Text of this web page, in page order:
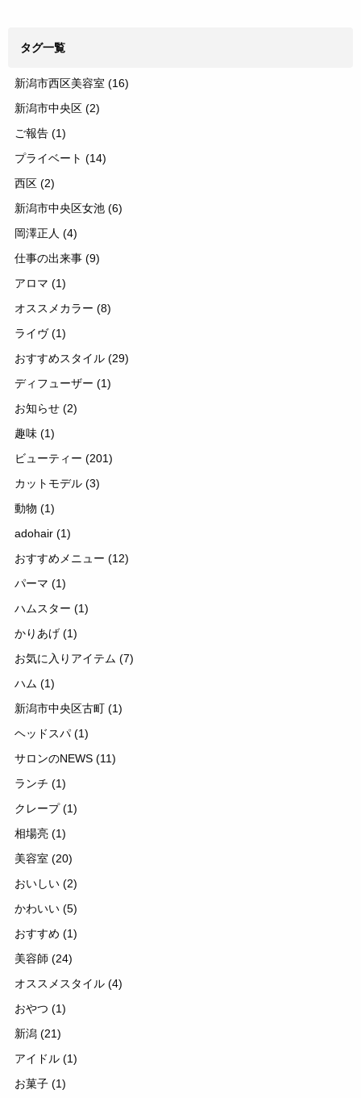
タグ一覧
新潟市西区美容室 (16)
新潟市中央区 (2)
ご報告 (1)
プライベート (14)
西区 (2)
新潟市中央区女池 (6)
岡澤正人 (4)
仕事の出来事 (9)
アロマ (1)
オススメカラー (8)
ライヴ(1)
おすすめスタイル (29)
ディフューザー (1)
お知らせ (2)
趣味 (1)
ビューティー (201)
カットモデル (3)
動物 (1)
adohair (1)
おすすめメニュー (12)
パーマ (1)
ハムスター (1)
かりあげ (1)
お気に入りアイテム (7)
ハム (1)
新潟市中央区古町 (1)
ヘッドスパ (1)
サロンのNEWS (11)
ランチ (1)
クレープ(1)
相場亮 (1)
美容室 (20)
おいしい (2)
かわいい (5)
おすすめ (1)
美容師 (24)
オススメスタイル (4)
おやつ (1)
新潟 (21)
アイドル (1)
お菓子 (1)